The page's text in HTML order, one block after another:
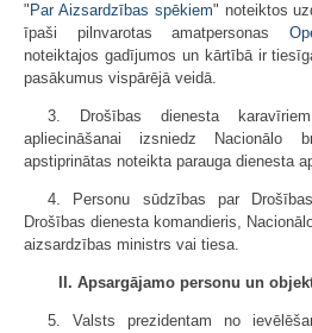
" Par Aizsardzības spēkiem" noteiktos
īpaši pilnvarotas amatpersonas
noteiktajos gadījumos un kārtībā ir
pasākumus vispārējā veidā.
3. Drošības dienesta
apliecināšanai izsniedz Nacionālo
apstiprinātas noteikta parauga dienesta
4. Personu sūdzības par
Drošības dienesta komandieris,
aizsardzības ministrs vai tiesa.
II. Apsargājamo personu un
5. Valsts prezidentam no